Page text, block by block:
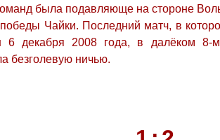
была подавляюще на стороне
Чайки. Последний матч, в
6 декабря 2008 года, в далёком 8-
безголевую ничью.